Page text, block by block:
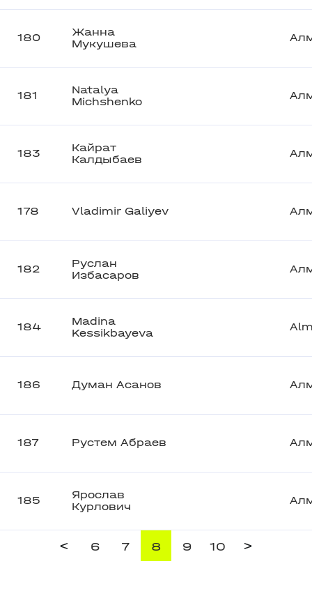
180
Жанна
Мукушева
181
Natalya
Michshenko
183
Кайрат
Калдыбаев
178 Vladimir Galiyev
182
Руслан
Избасаров
184
Madina
Kessikbayeva
186 Думан Асанов
187 Рустем Абраев
185
Ярослав
Курлович
< 6 7 8 9 10 >